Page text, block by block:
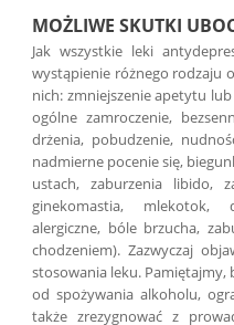
MOŻLIWE SKUTKI
Jak wszystkie leki
wystąpienie różnego rodzaju
nich: zmniejszenie apetytu
ogólne zamroczenie,
drżenia, pobudzenie,
nadmierne pocenie się,
ustach, zaburzenia libido,
ginekomastia, mlekotok,
alergiczne, bóle brzucha,
chodzeniem). Zazwyczaj
stosowania leku. Pamiętajmy,
od spożywania alkoholu,
także zrezygnować z